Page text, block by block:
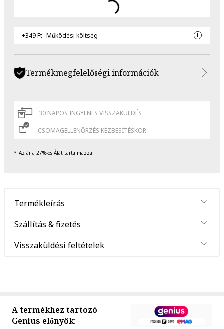
+349 Ft Működési költség
Termékmegfelelőségi információk
30 NAPOS INGYENES VISSZAKÜLDÉS
CSOMAGELLENŐRZÉS KÉZBESÍTÉSKOR
Az ár a 27%-os Áfát tartalmazza
Termékleírás
Szállítás & fizetés
Visszaküldési feltételek
A termékhez tartozó
Genius előnyök: